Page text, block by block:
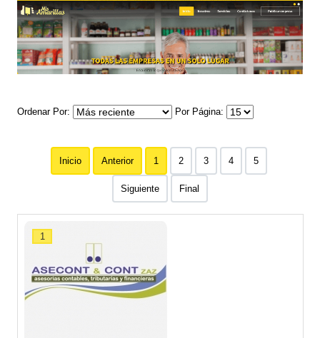
Ordenar Por Por Página
Inicio Anterior 1 2 3 4 5
Siguiente Final
1